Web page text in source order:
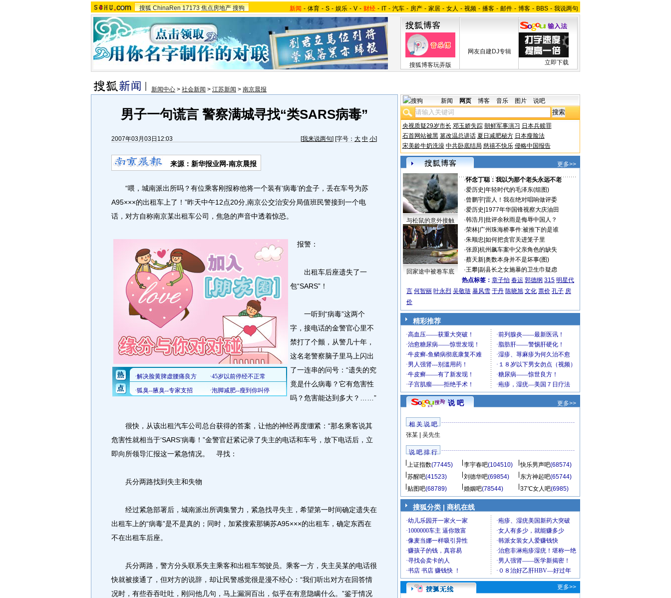
搜狐 ChinaRen 17173 焦点房地产 搜狗 新闻 - 体育 - S - 娱乐 - V - 财经 - IT - 汽车 - 房产 - 家居 - 女人 - 视频 - 播客 - 邮件 - 博客 - BBS - 我说两句
搜狐博客玩弄版
网友自建DJ专辑
立即下载
新闻中心 > 社会新闻 > 江苏新闻 > 南京晨报
男子一句谎言 警察满城寻找“类SARS病毒”
2007年03月03日12:03 [我来说两句] [字号： 大 中 小]
来源：新华报业网-南京晨报
“喂，城南派出所吗？有位乘客刚报称他将一个装有‘病毒’的盒子，丢在车号为苏
A95×××的出租车上了！”昨天中午12点20分,南京公交治安分局值班民警接到一个电
话，对方自称南京某出租车公司，焦急的声音中透着惊恐。
报警：
出租车后座遗失了一
包“SARS”！
一听到“病毒”这两个
字，接电话的金警官心里不
禁打了个颤，从警几十年，
这名老警察脑子里马上闪出
了一连串的问号：“遗失的究
竟是什么病毒？它有危害性
吗？危害能达到多大？……”
很快，从该出租汽车公司总台获得的答案，让他的神经再度绷紧：“那名乘客说其
危害性就相当于‘SARS’病毒！”金警官赶紧记录了失主的电话和车号，放下电话后，立
即向所领导汇报这一紧急情况。 寻找：
兵分两路找到失主和失物
经过紧急部署后，城南派出所调集警力，紧急找寻失主，希望第一时间确定遗失在
出租车上的“病毒”是不是真的；同时，加紧搜索那辆苏A95×××的出租车，确定东西在
不在出租车后座。
兵分两路，警方分头联系失主乘客和出租车驾驶员。乘客一方，失主吴某的电话很
快就被接通了，但对方的说辞，却让民警感觉很是漫不经心：“我们听出对方在回答情
况时，有些吞吞吐吐，刚问他几句，马上漏洞百出，似乎在有意隐瞒什么。”鉴于情况
新闻 网页 博客 音乐 图片 说吧
央视质疑29岁市长 邓玉娇失踪 朝鲜军事演习 日本兵赎罪
石首网站被黑 篡改温总讲话 夏日减肥秘方 日本瘦脸法
宋美龄牛奶洗澡 中共卧底结局 慈禧不快乐 侵略中国报告
更多>>
与松鼠的意外接触
回家途中被卷车底
·怀念丁聪：我以为那个老头永远不老
·爱历史 年轻时代的毛泽东(组图)
·曾鹏宇| 雷人！我在绝对唱响做评委
·爱历史 1977年华国锋视察大庆油田
·韩浩月 批评余秋雨是侮辱中国人？
·荣林| 广州珠海桥事件:被推下的是谁
·朱顺忠 如何把贪官关进笼子里
·张原| 杭州飙车案中父亲角色的缺失
·蔡天新| 奥数本身并不是坏事(图)
·王攀| 副县长之女施暴的卫生巾疑虑
热点标签： 章子怡 春运 郭德纲 315 明星代
言 何智丽 叶永烈 吴敬琏 暴风雪 于丹 陈晓旭 文化 票价 孔子 房
价
精彩推荐
说 吧 更多>>
相 关 说 吧
张某| 吴先生
说 吧 排 行
上证指数(77445) 李宇春吧(104510) 快乐男声吧(68574)
苏醒吧(41523) 刘德华吧(69854) 东方神起吧(65744)
贴图吧(68789) 婚姻吧(78544) 37℃女人吧(6985)
搜狐分类 | 商机在线
更多>>